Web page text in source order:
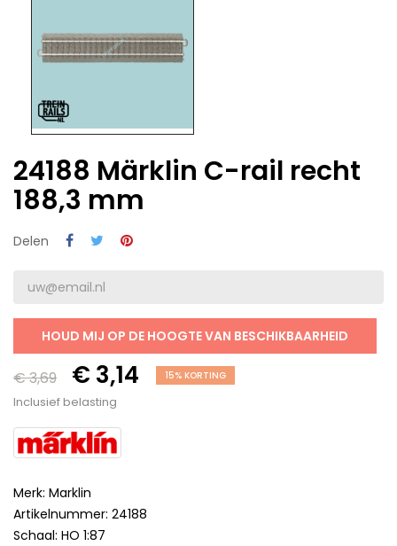
24188 Märklin C-rail recht
188,3 mm
Delen
HOUD MIJ OP DE HOOGTE VAN BESCHIKBAARHEID
€ 3,69 € 3,14 15% KORTING
Inclusief belasting
Merk: Marklin
Artikelnummer: 24188
Schaal: HO 1:87